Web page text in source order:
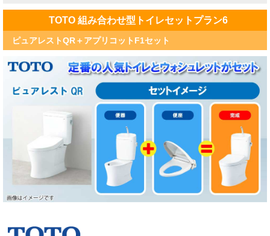
TOTO 組み合わせ型トイレセットプラン6
ピュアレストQR＋アプリコットF1セット